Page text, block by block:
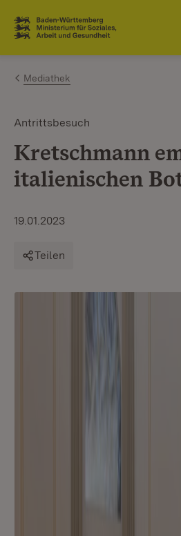
Zum Inhalt springen
Link zur Startseite
Mediathek
Antrittsbesuch
Kretschmann
italienischen
19.01.2023
Teilen